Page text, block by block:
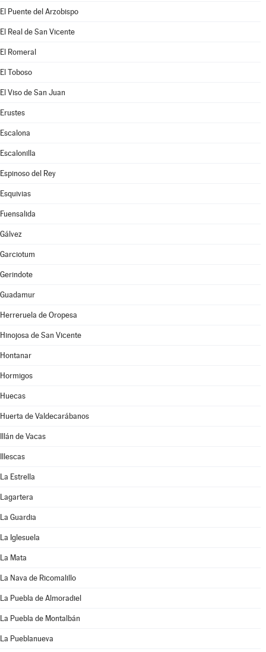
El Puente del Arzobispo
El Real de San Vicente
El Romeral
El Toboso
El Viso de San Juan
Erustes
Escalona
Escalonilla
Espinoso del Rey
Esquivias
Fuensalida
Gálvez
Garciotum
Gerindote
Guadamur
Herreruela de Oropesa
Hinojosa de San Vicente
Hontanar
Hormigos
Huecas
Huerta de Valdecarábanos
Illán de Vacas
Illescas
La Estrella
Lagartera
La Guardia
La Iglesuela
La Mata
La Nava de Ricomalillo
La Puebla de Almoradiel
La Puebla de Montalbán
La Pueblanueva